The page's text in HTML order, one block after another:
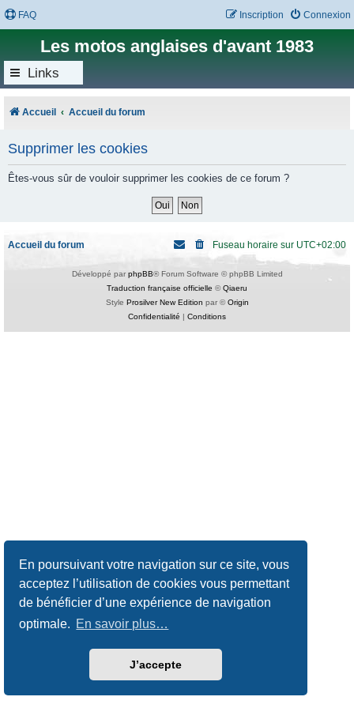
En poursuivant votre navigation sur ce site, vous
acceptez l’utilisation de cookies vous permettant
de bénéficier d’une expérience de navigation
optimale. En savoir plus…
J’accepte
FAQ Connexion
Inscription
Les motos anglaises d'avant 1983
Links
Accueil Accueil du forum
Supprimer les cookies
Êtes-vous sûr de vouloir supprimer les cookies de ce forum ?
Accueil du forum Fuseau horaire sur UTC+02:00
Développé par phpBB® Forum Software © phpBB Limited
Traduction française officielle ©Qiaeru
Style Prosilver New Edition par ©Origin
Confidentialité | Conditions